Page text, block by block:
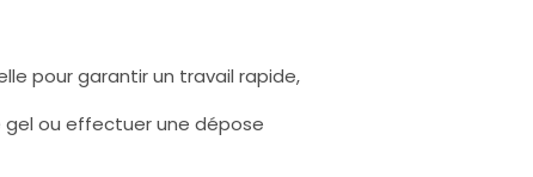
pour garantir un travail rapide,
gel ou effectuer une dépose